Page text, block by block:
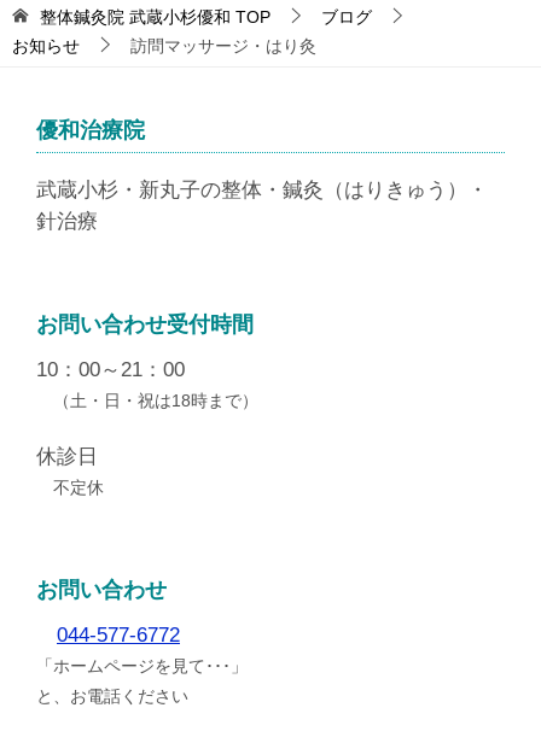
整体鍼灸院 武蔵小杉優和 TOP
ブログ
お知らせ
訪問マッサージ・はり灸
優和治療院
武蔵小杉・新丸子の整体・鍼灸（はりきゅう）・
針治療
お問い合わせ受付時間
10：00～21：00
（土・日・祝は18時まで）
休診日
不定休
お問い合わせ
044-577-6772
「ホームページを見て･･･」
と、お電話ください